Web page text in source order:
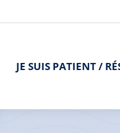
JE SUIS PATIENT /